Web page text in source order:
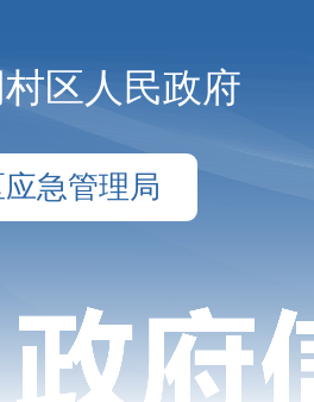
村区人民政府
急管理局